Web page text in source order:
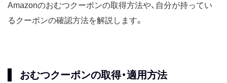
Amazonのおむつクーポンの取得方法や、自分が持ってい
るクーポンの確認方法を解説します。
おむつクーポンの取得・適用方法